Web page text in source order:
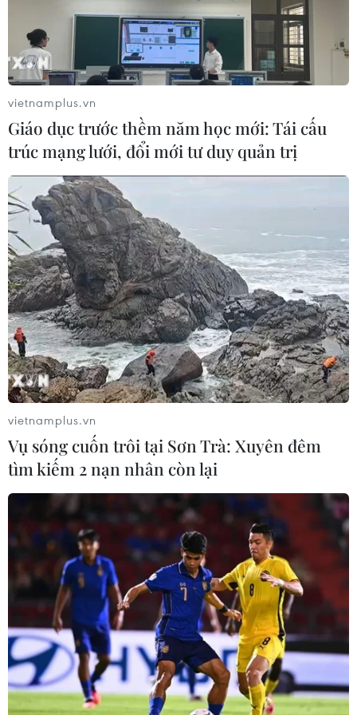
Mở ra giai đoạn triển khai thực chất
quan hệ giữa Việt Nam và Australia
Ấn Độ thử thành công tên lửa đạn
đạo Agni-4, tầm bắn 4.000 km
06/08/2026 23:17
Hàn Quốc tái khẳng định mục tiêu
chung sống hòa bình với Triều Tiên
06/08/2026 15:33
Lở đất tại Philippines khiến ít nhất 4
người thiệt mạng
06/08/2026 15:06
Trung Quốc thử nghiệm tuyến tàu
cao tốc xuyên vùng đất đóng băng
vĩnh cửu
06/08/2026 12:35
Trung Quốc vận hành giàn phát điện
gió nổi đầu tiên chịu được bão cấp 17
06/08/2026 11:20
vietnamplus.vn
Giáo dục trước thềm năm học mới: Tái cấu
trúc mạng lưới, đổi mới tư duy quản trị
vietnamplus.vn
Vụ sóng cuốn trôi tại Sơn Trà: Xuyên đêm
tìm kiếm 2 nạn nhân còn lại